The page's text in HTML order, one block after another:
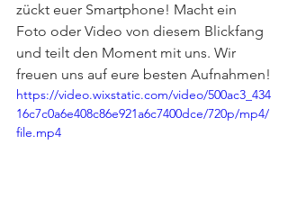
zückt euer Smartphone! Macht ein
Foto oder Video von diesem Blickfang
und teilt den Moment mit uns. Wir
freuen uns auf eure besten Aufnahmen!
https://video.wixstatic.com/video/500ac3_434
16c7c0a6e408c86e921a6c7400dce/720p/mp4/
file.mp4